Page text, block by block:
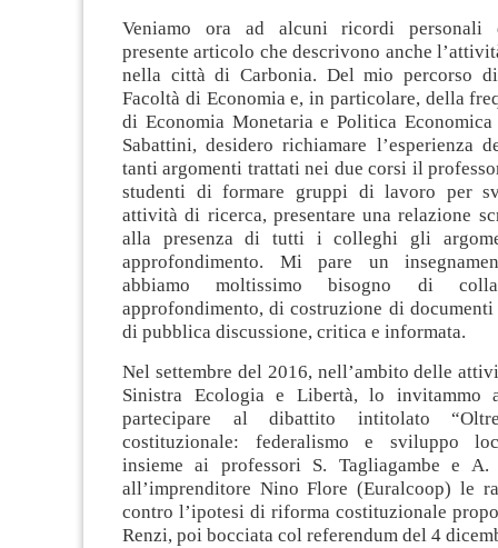
Veniamo ora ad alcuni ricordi personali
presente articolo che descrivono anche
nella città di Carbonia. Del mio percorso
Facoltà di Economia e, in particolare, della
di Economia Monetaria e Politica
Sabattini, desidero richiamare l’esperienza
tanti argomenti trattati nei due corsi il
studenti di formare gruppi di lavoro per
attività di ricerca, presentare una relazione
alla presenza di tutti i colleghi gli
approfondimento. Mi pare un
abbiamo moltissimo bisogno di
approfondimento, di costruzione di
di pubblica discussione, critica e informata.
Nel settembre del 2016, nell’ambito delle
Sinistra Ecologia e Libertà, lo invitammo
partecipare al dibattito intitolato
costituzionale: federalismo e sviluppo
insieme ai professori S. Tagliagambe e
all’imprenditore Nino Flore (Euralcoop) le
contro l’ipotesi di riforma costituzionale
Renzi, poi bocciata col referendum del 4